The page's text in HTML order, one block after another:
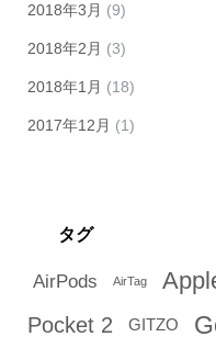
2018年3月 (9)
2018年2月 (3)
2018年1月 (18)
2017年12月 (1)
タグ
AirPods AirTag
Pocket 2
GITZO